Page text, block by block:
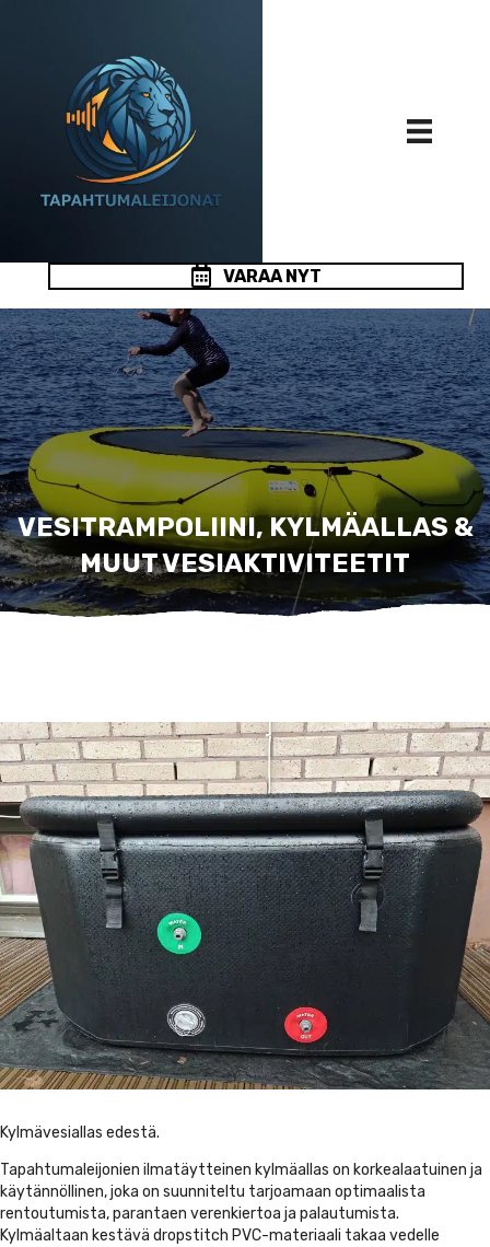
VARAA NYT
VESITRAMPOLIINI, KYLMÄALLAS &
MUUT VESIAKTIVITEETIT
Kylmävesiallas edestä.
Tapahtumaleijonien ilmatäytteinen kylmäallas on korkealaatuinen ja
käytännöllinen, joka on suunniteltu tarjoamaan optimaalista
rentoutumista, parantaen verenkiertoa ja palautumista.
Kylmäaltaan kestävä dropstitch PVC-materiaali takaa vedelle